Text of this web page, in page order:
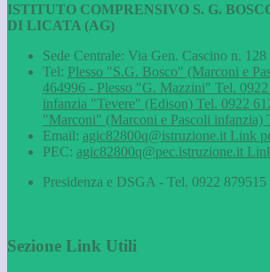
ISTITUTO COMPRENSIVO S. G.
DI LICATA (AG)
Sede Centrale: Via Gen. Cascino n.
Tel: Plesso "S.G. Bosco" (Marconi e
464996 - Plesso "G. Mazzini" Tel. 0922
infanzia "Tevere" (Edison) Tel. 0922
"Marconi" (Marconi e Pascoli infanzia)
Email: agic82800q@istruzione.it Link
PEC: agic82800q@pec.istruzione.it
Presidenza e DSGA - Tel. 0922 879515
Sezione Link Utili